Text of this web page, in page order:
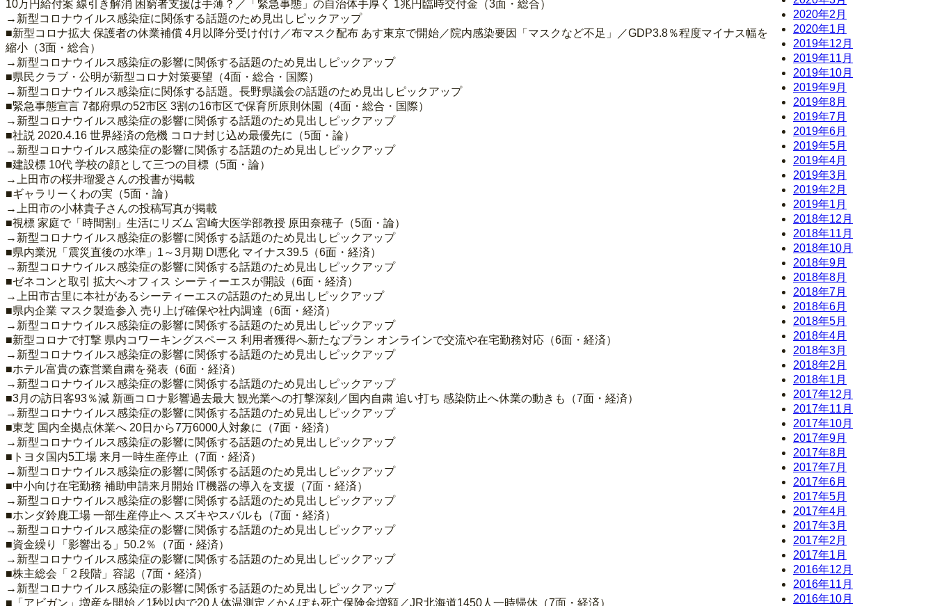
10万円給付案 線引き解消 困窮者支援は手薄？／「緊急事態」の自治体手厚く 1兆円臨時交付金（3面・総合）
→新型コロナウイルス感染症に関係する話題のため見出しピックアップ
■新型コロナ拡大 保護者の休業補償 4月以降分受け付け／布マスク配布 あす東京で開始／院内感染要因「マスクなど不足」／GDP3.8％程度マイナス幅を
縮小（3面・総合）
→新型コロナウイルス感染症の影響に関係する話題のため見出しピックアップ
■県民クラブ・公明が新型コロナ対策要望（4面・総合・国際）
→新型コロナウイルス感染症に関係する話題。長野県議会の話題のため見出しピックアップ
■緊急事態宣言 7都府県の52市区 3割の16市区で保育所原則休園（4面・総合・国際）
→新型コロナウイルス感染症の影響に関係する話題のため見出しピックアップ
■社説 2020.4.16 世界経済の危機 コロナ封じ込め最優先に（5面・論）
→新型コロナウイルス感染症の影響に関係する話題のため見出しピックアップ
■建設標 10代 学校の顔として三つの目標（5面・論）
→上田市の桜井瑠愛さんの投書が掲載
■ギャラリーくわの実（5面・論）
→上田市の小林貴子さんの投稿写真が掲載
■視標 家庭で「時間割」生活にリズム 宮崎大医学部教授 原田奈穂子（5面・論）
→新型コロナウイルス感染症の影響に関係する話題のため見出しピックアップ
■県内業況「震災直後の水準」1～3月期 DI悪化 マイナス39.5（6面・経済）
→新型コロナウイルス感染症の影響に関係する話題のため見出しピックアップ
■ゼネコンと取引 拡大へオフィス シーティーエスが開設（6面・経済）
→上田市古里に本社があるシーティーエスの話題のため見出しピックアップ
■県内企業 マスク製造参入 売り上げ確保や社内調達（6面・経済）
→新型コロナウイルス感染症の影響に関係する話題のため見出しピックアップ
■新型コロナで打撃 県内コワーキングスペース 利用者獲得へ新たなプラン オンラインで交流や在宅勤務対応（6面・経済）
→新型コロナウイルス感染症の影響に関係する話題のため見出しピックアップ
■ホテル富貴の森営業自粛を発表（6面・経済）
→新型コロナウイルス感染症の影響に関係する話題のため見出しピックアップ
■3月の訪日客93％減 新画コロナ影響過去最大 観光業への打撃深刻／国内自粛 追い打ち 感染防止へ休業の動きも（7面・経済）
→新型コロナウイルス感染症の影響に関係する話題のため見出しピックアップ
■東芝 国内全拠点休業へ 20日から7万6000人対象に（7面・経済）
→新型コロナウイルス感染症の影響に関係する話題のため見出しピックアップ
■トヨタ国内5工場 来月一時生産停止（7面・経済）
→新型コロナウイルス感染症の影響に関係する話題のため見出しピックアップ
■中小向け在宅勤務 補助申請来月開始 IT機器の導入を支援（7面・経済）
→新型コロナウイルス感染症の影響に関係する話題のため見出しピックアップ
■ホンダ鈴鹿工場 一部生産停止へ スズキやスバルも（7面・経済）
→新型コロナウイルス感染症の影響に関係する話題のため見出しピックアップ
■資金繰り「影響出る」50.2％（7面・経済）
→新型コロナウイルス感染症の影響に関係する話題のため見出しピックアップ
■株主総会「２段階」容認（7面・経済）
→新型コロナウイルス感染症の影響に関係する話題のため見出しピックアップ
■「アビガン」増産を開始／1秒以内で20人体温測定／かんぽも死亡保険金増額／JR北海道1450人一時帰休（7面・経済）
2020年2月
2020年1月
2019年12月
2019年11月
2019年10月
2019年9月
2019年8月
2019年7月
2019年6月
2019年5月
2019年4月
2019年3月
2019年2月
2019年1月
2018年12月
2018年11月
2018年10月
2018年9月
2018年8月
2018年7月
2018年6月
2018年5月
2018年4月
2018年3月
2018年2月
2018年1月
2017年12月
2017年11月
2017年10月
2017年9月
2017年8月
2017年7月
2017年6月
2017年5月
2017年4月
2017年3月
2017年2月
2017年1月
2016年12月
2016年11月
2016年10月